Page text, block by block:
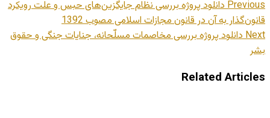
Previousدانلود پروژه بررسی نظام جایگزین‌های حبس و علت رویکرد
قانون‌گذار به آن در قانون مجازات اسلامی مصوب 1392
Nextدانلود پروژه بررسی مخاصمات مسلّحانه، جنایات جنگی و حقوق
بشر
Related Articles